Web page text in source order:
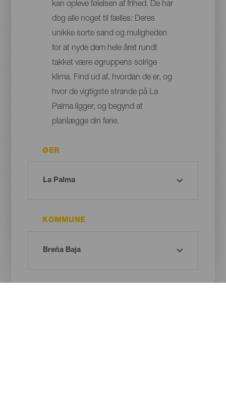
kan opleve følelsen af frihed. De har
dog alle noget til fælles: Deres
unikke sorte sand og muligheden
for at nyde dem hele året rundt
takket være øgruppens solrige
klima. Find ud af, hvordan de er, og
hvor de vigtigste strande på La
Palma ligger, og begynd at
planlægge din ferie.
ØER
KOMMUNE